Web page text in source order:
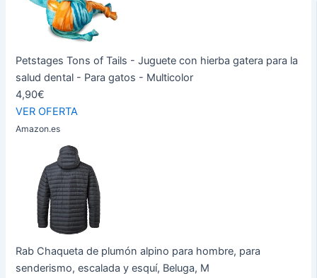
Petstages Tons of Tails - Juguete con hierba gatera para la
salud dental - Para gatos - Multicolor
4,90€
VER OFERTA
Amazon.es
Rab Chaqueta de plumón alpino para hombre, para
senderismo, escalada y esquí, Beluga, M